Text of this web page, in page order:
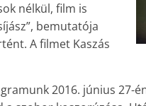
nélkül, film is
bemutatója
A filmet Kaszás
2016. június 27-